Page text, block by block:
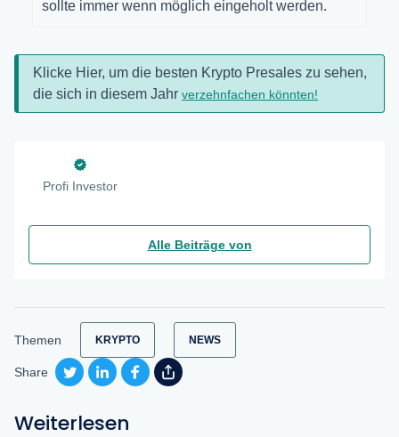
sollte immer wenn möglich eingeholt werden.
Klicke Hier, um die besten Krypto Presales zu sehen,
die sich in diesem Jahr verzehnfachen könnten!
Profi Investor
Alle Beiträge von
Themen KRYPTO NEWS
Share
Weiterlesen